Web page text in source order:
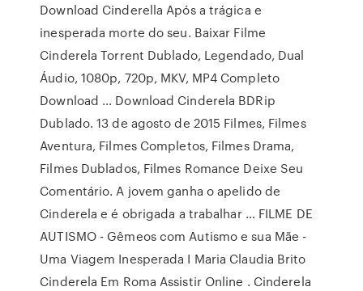
Download Cinderella Após a trágica e
inesperada morte do seu. Baixar Filme
Cinderela Torrent Dublado, Legendado, Dual
Áudio, 1080p, 720p, MKV, MP4 Completo
Download … Download Cinderela BDRip
Dublado. 13 de agosto de 2015 Filmes, Filmes
Aventura, Filmes Completos, Filmes Drama,
Filmes Dublados, Filmes Romance Deixe Seu
Comentário. A jovem ganha o apelido de
Cinderela e é obrigada a trabalhar … FILME DE
AUTISMO - Gêmeos com Autismo e sua Mãe -
Uma Viagem Inesperada I Maria Claudia Brito
Cinderela Em Roma Assistir Online . Cinderela